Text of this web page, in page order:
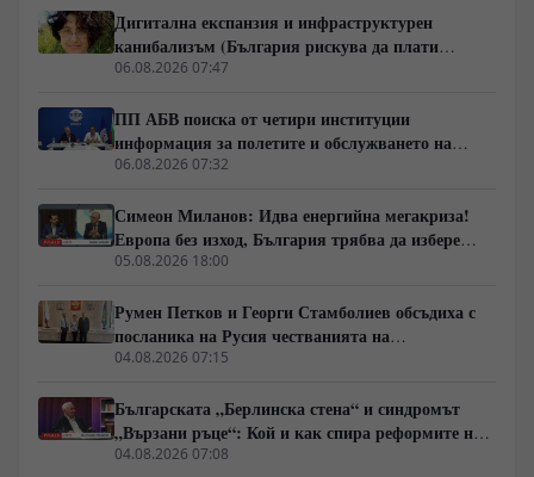
кризата на либералния модел, смяната на елитите,
историческите паралели с България, Франция, Русия
и Германия, както и за причините обществата
за поредните партийни битки, а за процесите, които
подготвят следващия политически цикъл.
Дигитална експанзия и инфраструктурен
канибализъм (България рискува да плати
дигиталната трансформация на Европа с
06.08.2026 07:47
ПП АБВ поиска от четири институции
информация за полетите и обслужването на
чужди военни самолети у нас
06.08.2026 07:32
Симеон Миланов: Идва енергийна мегакриза!
Европа без изход, България трябва да избере
сама пътя си
05.08.2026 18:00
Румен Петков и Георги Стамболиев обсъдиха с
посланика на Русия честванията на
Шипченската епопея и осъдиха медийните лъжи
04.08.2026 07:15
Българската „Берлинска стена“ и синдромът
„Вързани ръце“: Кой и как спира реформите на
генерал Румен Радев?
04.08.2026 07:08